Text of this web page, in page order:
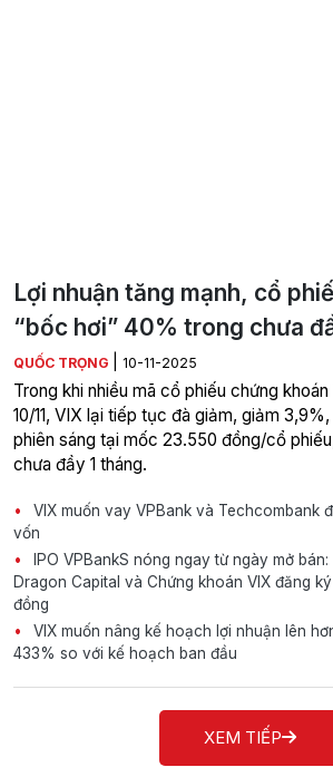
Lợi nhuận tăng mạnh, cổ
“bốc hơi” 40% trong chưa
QUỐC TRỌNG 10-11-2025
Trong khi nhiều mã cổ phiếu chứng
10/11, VIX lại tiếp tục đà giảm, giảm
phiên sáng tại mốc 23.550 đồng/cổ
chưa đầy 1 tháng.
VIX muốn vay VPBank và Techcombank
vốn
IPO VPBankS nóng ngay từ ngày mở
Dragon Capital và Chứng khoán VIX đăng
đồng
VIX muốn nâng kế hoạch lợi nhuận lên
433% so với kế hoạch ban đầu
XEM TIẾP